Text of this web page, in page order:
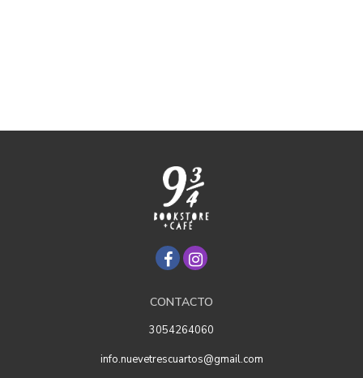
CONTACTO
3054264060
info.nuevetrescuartos@gmail.com